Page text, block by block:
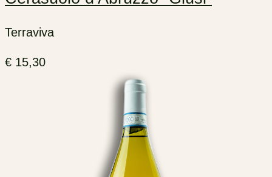
Terraviva
€ 15,30